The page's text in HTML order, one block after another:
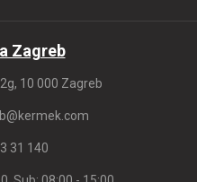
Zagreb
10 000 Zagreb
31 140